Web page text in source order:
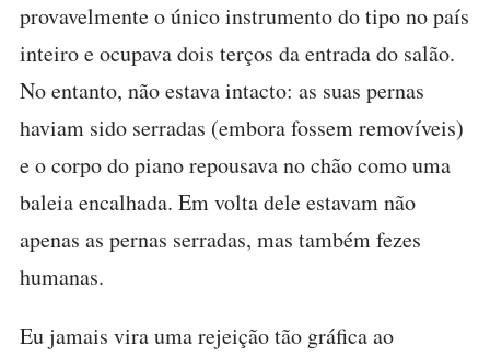
provavelmente o único instrumento do tipo no país
inteiro e ocupava dois terços da entrada do salão.
No entanto, não estava intacto: as suas pernas
haviam sido serradas (embora fossem removíveis)
e o corpo do piano repousava no chão como uma
baleia encalhada. Em volta dele estavam não
apenas as pernas serradas, mas também fezes
humanas.
Eu jamais vira uma rejeição tão gráfica ao